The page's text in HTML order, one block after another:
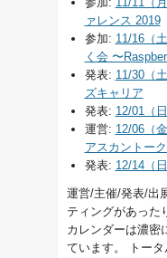
ァレンス 2019
参加: 11/16（
く会 〜
発表: 11/30（
ズキャリア
発表: 12/01（
運営: 12/06（
アスカントー
発表: 12/14（
運営/主催/発表/出
ティングがあった
カレンダーは濃密
ています。 トー